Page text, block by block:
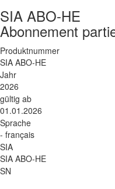
SIA ABO-HE
Abonnement
Produktnummer
SIA ABO-HE
Jahr
2026
gültig ab
01.01.2026
Sprache
- français
SIA
SIA ABO-HE
SN